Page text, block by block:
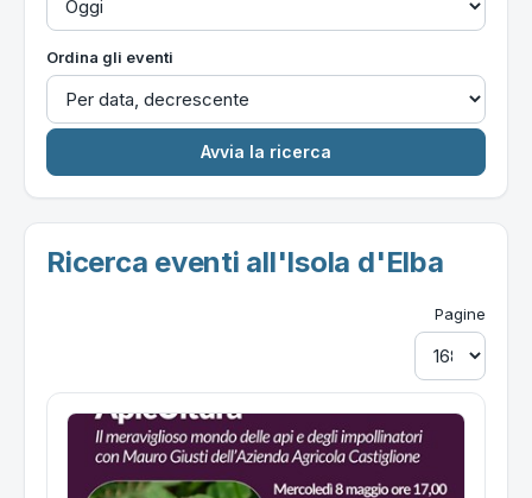
Ordina gli eventi
Ricerca eventi all'Isola d'Elba
Pagine